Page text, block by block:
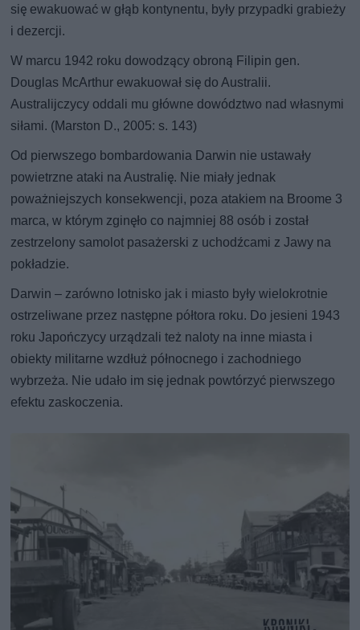
się ewakuować w głąb kontynentu, były przypadki grabieży
i dezercji.
W marcu 1942 roku dowodzący obroną Filipin gen.
Douglas McArthur ewakuował się do Australii.
Australijczycy oddali mu główne dowództwo nad własnymi
siłami. (Marston D., 2005: s. 143)
Od pierwszego bombardowania Darwin nie ustawały
powietrzne ataki na Australię. Nie miały jednak
poważniejszych konsekwencji, poza atakiem na Broome 3
marca, w którym zginęło co najmniej 88 osób i został
zestrzelony samolot pasażerski z uchodźcami z Jawy na
pokładzie.
Darwin – zarówno lotnisko jak i miasto były wielokrotnie
ostrzeliwane przez następne półtora roku. Do jesieni 1943
roku Japończycy urządzali też naloty na inne miasta i
obiekty militarne wzdłuż północnego i zachodniego
wybrzeża. Nie udało im się jednak powtórzyć pierwszego
efektu zaskoczenia.